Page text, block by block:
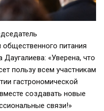
питания
Даугалиева: «Уверена, что
пользу всем участникам
гастрономической
создавать новые
связи!»